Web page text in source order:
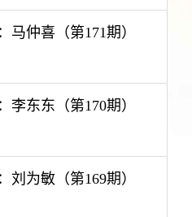
马仲喜（第171期）
李东东（第170期）
刘为敏（第169期）